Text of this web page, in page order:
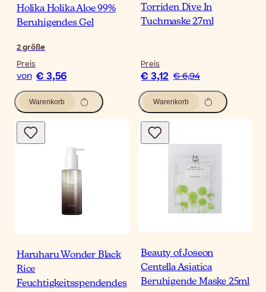
Holika Holika Aloe 99%
Beruhigendes Gel
2größe
Preis
von € 3,56
Warenkorb
Torriden Dive In
Tuchmaske 27ml
Preis
€ 3,12 € 6,94
Warenkorb
Haruharu Wonder Black
Rice
Feuchtigkeitsspendendes
Beauty of Joseon
Centella Asiatica
Beruhigende Maske 25ml